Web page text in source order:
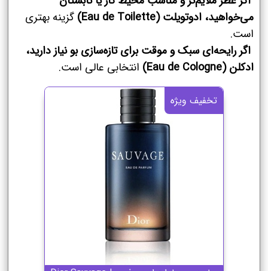
می‌خواهید، ادوتویلت (Eau de Toilette)
گزینه بهتری
است.
اگر رایحه‌ای سبک و موقت برای تازه‌سازی بو نیاز دارید،
ادکلن (Eau de Cologne)
انتخابی عالی است.
تخفیف ویژه